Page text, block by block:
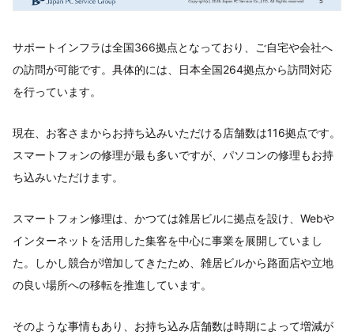
サポートインフラは全国366拠点となっており、ご自宅や会社へ
の訪問が可能です。具体的には、日本全国264拠点から訪問対応
を行っています。
現在、お客さまからお持ち込みいただける店舗数は116拠点です。
スマートフォンの修理が最も多いですが、パソコンの修理もお持
ち込みいただけます。
スマートフォン修理は、かつては雑居ビルに拠点を設け、Webや
インターネットを活用した集客を中心に事業を展開していまし
た。しかし競合が増加してきたため、雑居ビルから路面店や立地
の良い場所への移転を推進しています。
そのような事情もあり、お持ち込み店舗数は時期によって増減が